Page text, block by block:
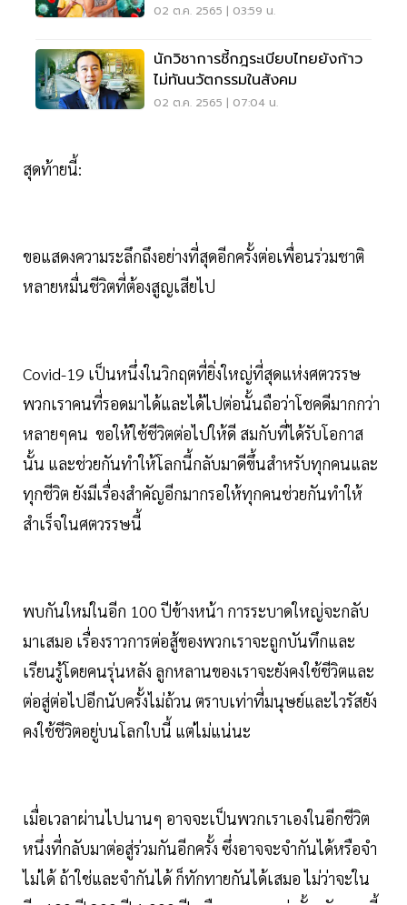
02 ต.ค. 2565 | 03:59 น.
นักวิชาการชี้กฎระเบียบไทยยังก้าว
ไม่ทันนวัตกรรมในสังคม
02 ต.ค. 2565 | 07:04 น.
สุดท้ายนี้:
ขอแสดงความระลึกถึงอย่างที่สุดอีกครั้งต่อเพื่อนร่วมชาติ
หลายหมื่นชีวิตที่ต้องสูญเสียไป
Covid-19 เป็นหนึ่งในวิกฤตที่ยิ่งใหญ่ที่สุดแห่งศตวรรษ
พวกเราคนที่รอดมาได้และได้ไปต่อนั้นถือว่าโชคดีมากกว่า
หลายๆคน ขอให้ใช้ชีวิตต่อไปให้ดี สมกับที่ได้รับโอกาส
นั้น และช่วยกันทำให้โลกนี้กลับมาดีขึ้นสำหรับทุกคนและ
ทุกชีวิต ยังมีเรื่องสำคัญอีกมากรอให้ทุกคนช่วยกันทำให้
สำเร็จในศตวรรษนี้
พบกันใหม่ในอีก 100 ปีข้างหน้า การระบาดใหญ่จะกลับ
มาเสมอ เรื่องราวการต่อสู้ของพวกเราจะถูกบันทึกและ
เรียนรู้โดยคนรุ่นหลัง ลูกหลานของเราจะยังคงใช้ชีวิตและ
ต่อสู่ต่อไปอีกนับครั้งไม่ถ้วน ตราบเท่าที่มนุษย์และไวรัสยัง
คงใช้ชีวิตอยู่บนโลกใบนี้ แต่ไม่แน่นะ
เมื่อเวลาผ่านไปนานๆ อาจจะเป็นพวกเราเองในอีกชีวิต
หนึ่งที่กลับมาต่อสู่ร่วมกันอีกครั้ง ซึ่งอาจจะจำกันได้หรือจำ
ไม่ได้ ถ้าใช่และจำกันได้ ก็ทักทายกันได้เสมอ ไม่ว่าจะใน